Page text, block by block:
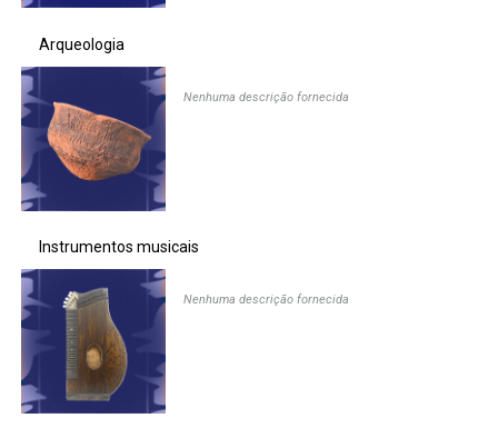
Arqueologia
Nenhuma descrição fornecida
Instrumentos musicais
Nenhuma descrição fornecida